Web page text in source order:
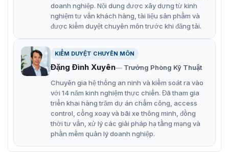
hoạt cao trong điều chỉnh thời gian đóng/mở của barrier.
Tốc độ nâng/hạ nhanh chóng chỉ từ 2-5s.
Hỗ trợ nhiều chế độ chống rơi như IR, máy dò xe và
radar.
Hỗ trợ mở cần trục bằng tay để giữ cho cổng chắn mở
trong khi mất điện.
Loại thanh chắn: dạng tay đòn cần cong 1.5m+1.5m /
2m+2m / 2.5m+2.5m.
Hỗ trợ phát hiện mã lỗi, có thể nhanh chóng nhận ra
doanh nghiệp. Nội dung được xây dựng từ kinh
nghiệm tư vấn khách hàng, tài liệu sản phẩm và
được kiểm duyệt chuyên môn trước khi đăng tải.
KIỂM DUYỆT CHUYÊN MÔN
Đặng Đình Xuyên
Trưởng Phòng Kỹ Thuật
Chuyên gia hệ thống an ninh và kiểm soát ra vào
với 14 năm kinh nghiệm thực chiến. Đã tham gia
triển khai hàng trăm dự án chấm công, access
control, cổng xoay và bãi xe thông minh, đồng
thời tư vấn, xử lý các giải pháp hạ tầng mạng và
phần mềm quản lý doanh nghiệp.